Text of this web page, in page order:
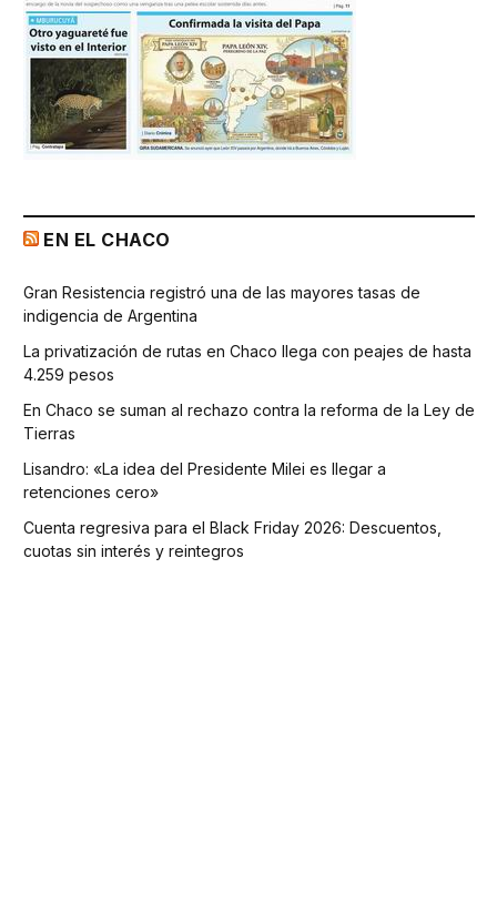
EN EL CHACO
Gran Resistencia registró una de las mayores tasas de
indigencia de Argentina
La privatización de rutas en Chaco llega con peajes de hasta
4.259 pesos
En Chaco se suman al rechazo contra la reforma de la Ley de
Tierras
Lisandro: «La idea del Presidente Milei es llegar a
retenciones cero»
Cuenta regresiva para el Black Friday 2026: Descuentos,
cuotas sin interés y reintegros